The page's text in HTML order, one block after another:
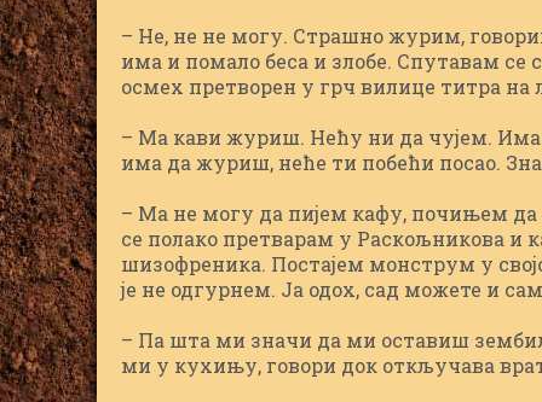
– Не, не не могу. Страшно журим,
има и помало беса и злобе. Спутавам се
осмех претворен у грч вилице титра на
– Ма кави журиш. Нећу ни да чујем.
има да журиш, неће ти побећи посао.
– Ма не могу да пијем кафу, почињем
се полако претварам у Раскољникова и
шизофреника. Постајем монструм у
је не одгурнем. Ја одох, сад можете и
– Па шта ми значи да ми оставиш
ми у кухињу, говори док откључава